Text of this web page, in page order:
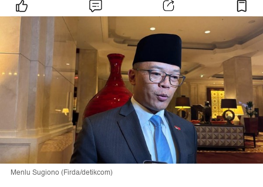
Menlu Sugiono (Firda/detikcom)